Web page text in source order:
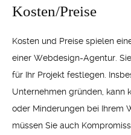
Kosten/Preise
Kosten und Preise spielen
einer Webdesign-Agentur.
für Ihr Projekt festlegen.
Unternehmen gründen, kann
oder Minderungen bei Ihrem
müssen Sie auch